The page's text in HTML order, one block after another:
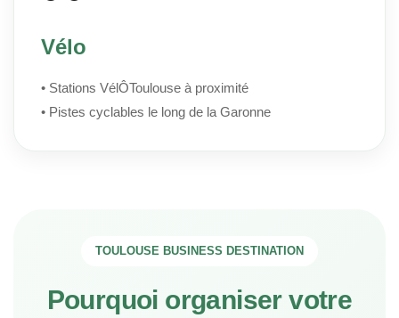
Vélo
• Stations VélÔToulouse à proximité
• Pistes cyclables le long de la Garonne
TOULOUSE BUSINESS DESTINATION
Pourquoi organiser votre